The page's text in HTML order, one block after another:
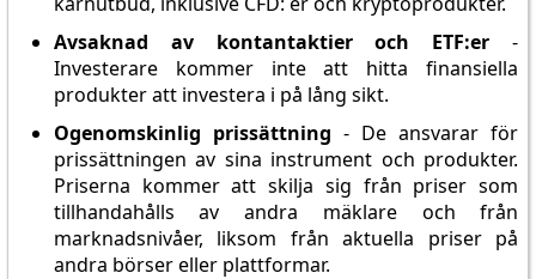
Avsaknad av kontantaktier och ETF:er-
Investerare kommer inte att hitta finansiella
produkter att investera i på lång sikt.
Ogenomskinlig prissättning - De ansvarar för
prissättningen av sina instrument och produkter.
Priserna kommer att skilja sig från priser som
tillhandahålls av andra mäklare och från
marknadsnivåer, liksom från aktuella priser på
andra börser eller plattformar.